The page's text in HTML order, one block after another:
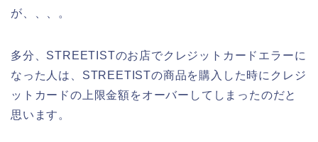
が、、、。
多分、STREETISTのお店でクレジットカードエラーに
なった人は、STREETISTの商品を購入した時にクレジ
ットカードの上限金額をオーバーしてしまったのだと
思います。